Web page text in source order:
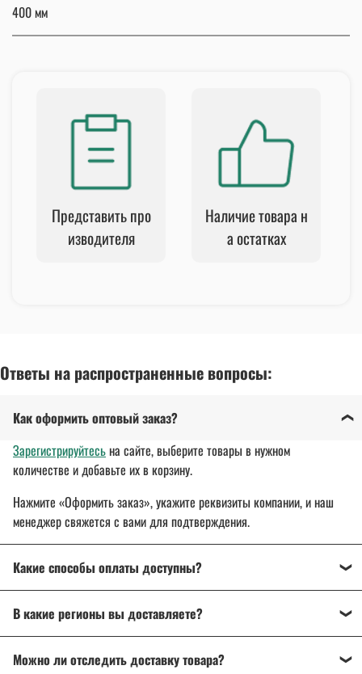
400 мм
Представить про
изводителя
Наличие товара н
а остатках
Ответы на распространенные вопросы:
Как оформить оптовый заказ?
Зарегистрируйтесьна сайте, выберите товары в нужном
количестве и добавьте их в корзину.
Нажмите «Оформить заказ», укажите реквизиты компании, и наш
менеджер свяжется с вами для подтверждения.
Какие способы оплаты доступны?
расчетный счет организации.
Для государственных и муниципальных заказчиков
возможна поставка товара с отсрочкой платежа до 30 дней.
В какие регионы вы доставляете?
России : от Калининграда до Владивостока.
Можно ли отследить доставку товара?